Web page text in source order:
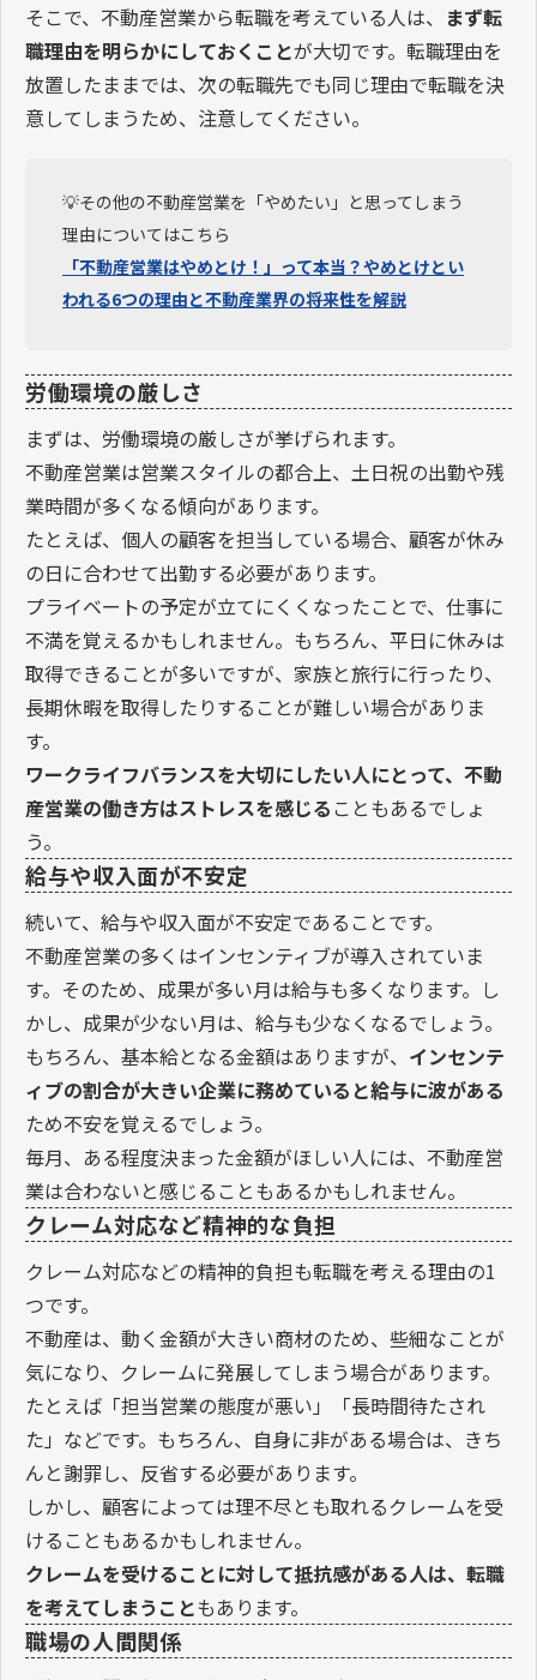
そこで、不動産営業から転職を考えている人は、 まず転
職理由を明らかにしておくことが大切です。転職理由を
放置したままでは、次の転職先でも同じ理由で転職を決
意してしまうため、注意してください。
💡その他の不動産営業を「やめたい」と思ってしまう
理由についてはこちら
「不動産営業はやめとけ！」って本当？やめとけとい
われる6つの理由と不動産業界の将来性を解説
労働環境の厳しさ
まずは、労働環境の厳しさが挙げられます。
不動産営業は営業スタイルの都合上、土日祝の出勤や残
業時間が多くなる傾向があります。
たとえば、個人の顧客を担当している場合、顧客が休み
の日に合わせて出勤する必要があります。
プライベートの予定が立てにくくなったことで、仕事に
不満を覚えるかもしれません。もちろん、平日に休みは
取得できることが多いですが、家族と旅行に行ったり、
長期休暇を取得したりすることが難しい場合がありま
す。
ワークライフバランスを大切にしたい人にとって、不動
産営業の働き方はストレスを感じる こともあるでしょ
う。
給与や収入面が不安定
続いて、給与や収入面が不安定であることです。
不動産営業の多くはインセンティブが導入されていま
す。そのため、成果が多い月は給与も多くなります。し
かし、成果が少ない月は、給与も少なくなるでしょう。
もちろん、基本給となる金額はありますが、 インセンテ
ィブの割合が大きい企業に務めていると給与に波がある
ため不安を覚えるでしょう。
毎月、ある程度決まった金額がほしい人には、不動産営
業は合わないと感じることもあるかもしれません。
クレーム対応など精神的な負担
クレーム対応などの精神的負担も転職を考える理由の1
つです。
不動産は、動く金額が大きい商材のため、些細なことが
気になり、クレームに発展してしまう場合があります。
たとえば「担当営業の態度が悪い」「長時間待たされ
た」などです。もちろん、自身に非がある場合は、きち
んと謝罪し、反省する必要があります。
しかし、顧客によっては理不尽とも取れるクレームを受
けることもあるかもしれません。
クレームを受けることに対して抵抗感がある人は、転職
を考えてしまうこともあります。
職場の人間関係